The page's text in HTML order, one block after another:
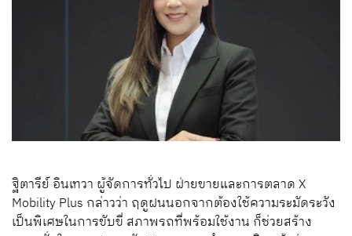
ฐิตารีย์ อินเทวา ผู้จัดการทั่วไป ฝ่ายขายและการตลาด X
Mobility Plus กล่าวว่า ฤดูฝนนอกจากต้องใช้ความระมัดระวัง
เป็นพิเศษในการขับขี่ สภาพรถที่พร้อมใช้งาน ก็ช่วยสร้าง